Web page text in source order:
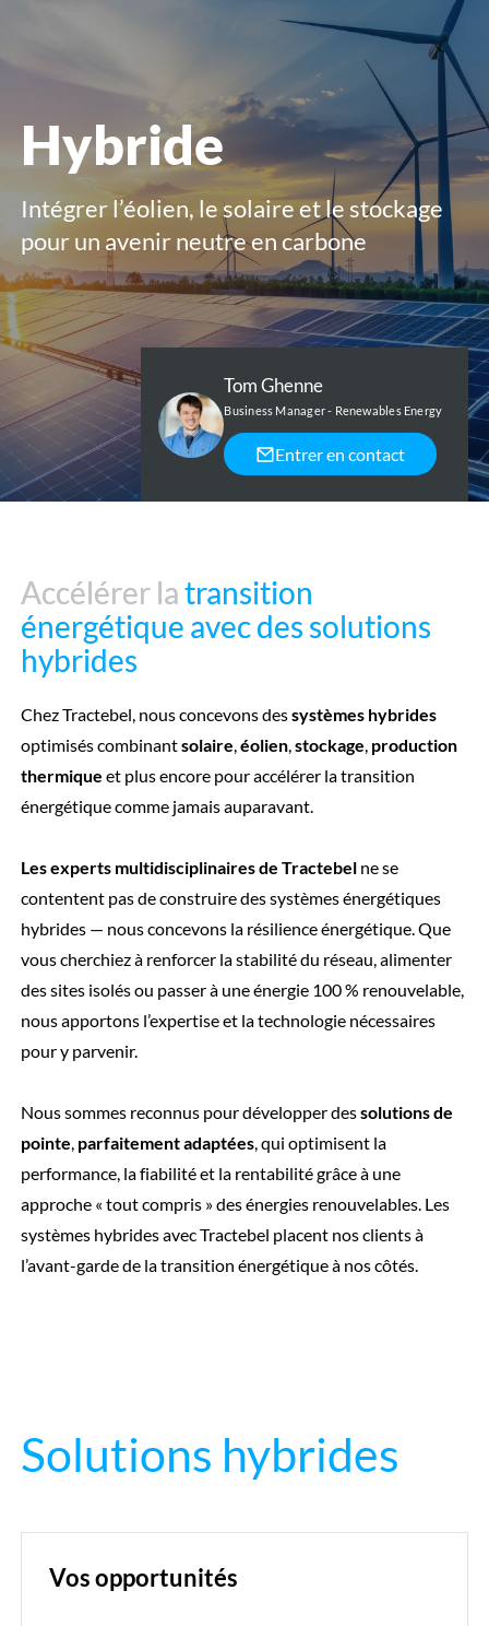
menu
Hybride
Intégrer l’éolien, le solaire et le stockage
pour un avenir neutre en carbone
Tom Ghenne
Business Manager - Renewables Energy
Entrer en contact
Accélérer latransition
énergétique avec des solutions
hybrides
Accélérer latransition
énergétique avec des solutions
hybrides
Chez Tractebel, nous concevons dessystèmes hybrides
optimisés combinantsolaire,éolien,stockage, production
thermique et plus encore pour accélérer la transition
énergétique comme jamais auparavant.
Les experts multidisciplinaires de Tractebelne se
contentent pas de construire des systèmes énergétiques
hybrides — nous concevons la résilience énergétique. Que
vous cherchiez à renforcer la stabilité du réseau, alimenter
des sites isolés ou passer à une énergie 100 % renouvelable,
nous apportons l’expertise et la technologie nécessaires
pour y parvenir.
Nous sommes reconnus pour développer dessolutions de
pointe, parfaitement adaptées, qui optimisent la
performance, la fiabilité et la rentabilité grâce à une
approche « tout compris » des énergies renouvelables. Les
systèmes hybrides avec Tractebel placent nos clients à
l’avant-garde de la transition énergétique à nos côtés.
Solutions hybrides
Vos opportunités